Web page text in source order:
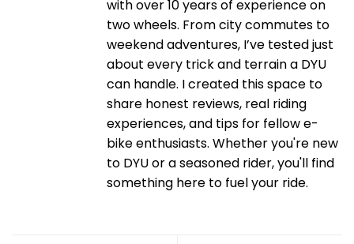
with over 10 years of experience on
two wheels. From city commutes to
weekend adventures, I’ve tested just
about every trick and terrain a DYU
can handle. I created this space to
share honest reviews, real riding
experiences, and tips for fellow e-
bike enthusiasts. Whether you're new
to DYU or a seasoned rider, you'll find
something here to fuel your ride.